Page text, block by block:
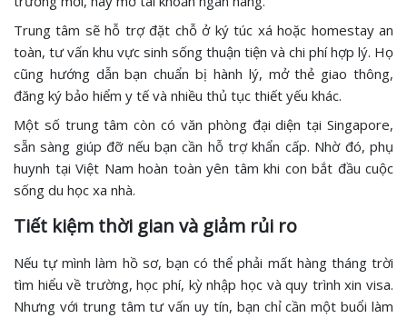
Trung tâm sẽ hỗ trợ đặt chỗ ở ký túc xá hoặc homestay an
toàn, tư vấn khu vực sinh sống thuận tiện và chi phí hợp lý. Họ
cũng hướng dẫn bạn chuẩn bị hành lý, mở thẻ giao thông,
đăng ký bảo hiểm y tế và nhiều thủ tục thiết yếu khác.
Một số trung tâm còn có văn phòng đại diện tại Singapore,
sẵn sàng giúp đỡ nếu bạn cần hỗ trợ khẩn cấp. Nhờ đó, phụ
huynh tại Việt Nam hoàn toàn yên tâm khi con bắt đầu cuộc
sống du học xa nhà.
Tiết kiệm thời gian và giảm rủi ro
Nếu tự mình làm hồ sơ, bạn có thể phải mất hàng tháng trời
tìm hiểu về trường, học phí, kỳ nhập học và quy trình xin visa.
Nhưng với trung tâm tư vấn uy tín, bạn chỉ cần một buổi làm